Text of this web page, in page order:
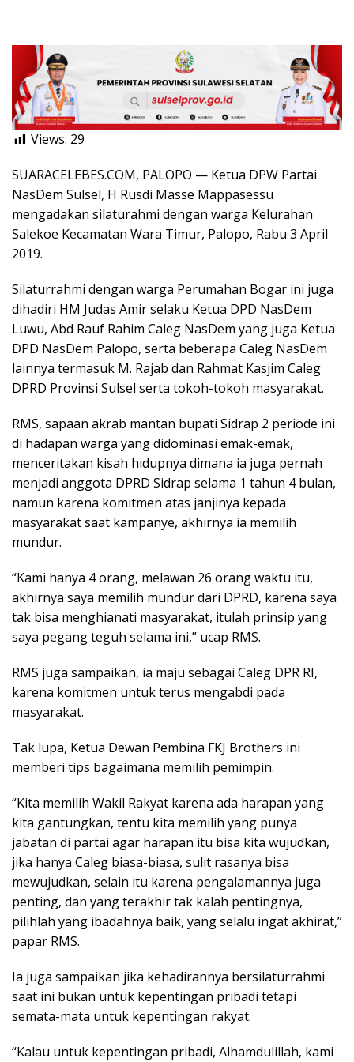
Views: 29
SUARACELEBES.COM, PALOPO — Ketua DPW Partai
NasDem Sulsel, H Rusdi Masse Mappasessu
mengadakan silaturahmi dengan warga Kelurahan
Salekoe Kecamatan Wara Timur, Palopo, Rabu 3 April
2019.
Silaturrahmi dengan warga Perumahan Bogar ini juga
dihadiri HM Judas Amir selaku Ketua DPD NasDem
Luwu, Abd Rauf Rahim Caleg NasDem yang juga Ketua
DPD NasDem Palopo, serta beberapa Caleg NasDem
lainnya termasuk M. Rajab dan Rahmat Kasjim Caleg
DPRD Provinsi Sulsel serta tokoh-tokoh masyarakat.
RMS, sapaan akrab mantan bupati Sidrap 2 periode ini
di hadapan warga yang didominasi emak-emak,
menceritakan kisah hidupnya dimana ia juga pernah
menjadi anggota DPRD Sidrap selama 1 tahun 4 bulan,
namun karena komitmen atas janjinya kepada
masyarakat saat kampanye, akhirnya ia memilih
mundur.
“Kami hanya 4 orang, melawan 26 orang waktu itu,
akhirnya saya memilih mundur dari DPRD, karena saya
tak bisa menghianati masyarakat, itulah prinsip yang
saya pegang teguh selama ini,” ucap RMS.
RMS juga sampaikan, ia maju sebagai Caleg DPR RI,
karena komitmen untuk terus mengabdi pada
masyarakat.
Tak lupa, Ketua Dewan Pembina FKJ Brothers ini
memberi tips bagaimana memilih pemimpin.
“Kita memilih Wakil Rakyat karena ada harapan yang
kita gantungkan, tentu kita memilih yang punya
jabatan di partai agar harapan itu bisa kita wujudkan,
jika hanya Caleg biasa-biasa, sulit rasanya bisa
mewujudkan, selain itu karena pengalamannya juga
penting, dan yang terakhir tak kalah pentingnya,
pilihlah yang ibadahnya baik, yang selalu ingat akhirat,”
papar RMS.
Ia juga sampaikan jika kehadirannya bersilaturrahmi
saat ini bukan untuk kepentingan pribadi tetapi
semata-mata untuk kepentingan rakyat.
“Kalau untuk kepentingan pribadi, Alhamdulillah, kami